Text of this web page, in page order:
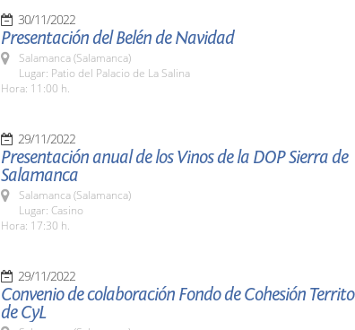
30/11/2022
Presentación del Belén de Navidad
Salamanca (Salamanca)
Lugar: Patio del Palacio de La Salina
Hora: 11:00 h.
29/11/2022
Presentación anual de los Vinos de la DOP Sierra de
Salamanca
Salamanca (Salamanca)
Lugar: Casino
Hora: 17:30 h.
29/11/2022
Convenio de colaboración Fondo de Cohesión
de CyL